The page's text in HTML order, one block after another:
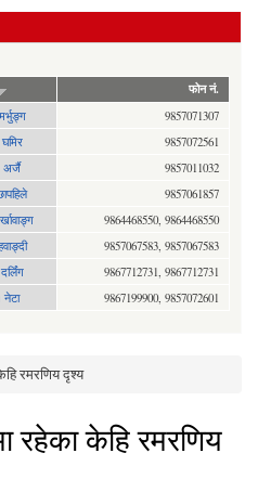
फोन नं.
9857071307
9857072561
अर्जै
9857011032
9857061857
9864468550, 9864468550
9857067583, 9857067583
9867712731, 9867712731
नेटा 9867199900, 9857072601
रमरणिय दृश्य
रहेका केहि रमरणिय